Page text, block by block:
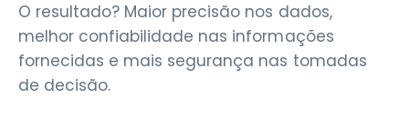
O resultado? Maior precisão nos dados,
melhor confiabilidade nas informações
fornecidas e mais segurança nas tomadas
de decisão.